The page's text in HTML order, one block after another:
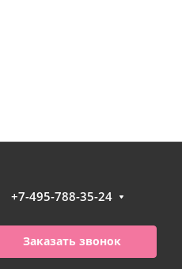
+7-495-788-35-24
Заказать звонок